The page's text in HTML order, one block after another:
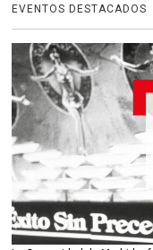
EVENTOS DESTACADOS